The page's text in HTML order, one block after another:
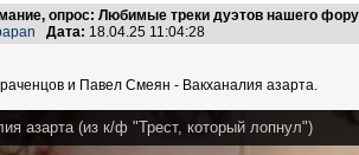
опрос: Любимые треки дуэтов нашего
Дата: 18.04.25 11:04:28
и Павел Смеян - Вакханалия азарта.
азарта (из к/ф "Трест, который лопнул")